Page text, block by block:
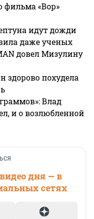
фильма «Вор»
идут дожди
даже ученых
довел Мизулину
здорово похудела
Влад
и о возлюбленной
дня — в
сетях